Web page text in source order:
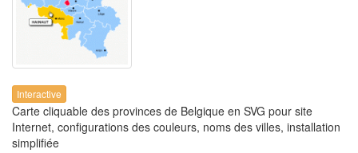
Interactive
Carte cliquable des provinces de Belgique en SVG pour site
Internet, configurations des couleurs, noms des villes, installation
simplifiée